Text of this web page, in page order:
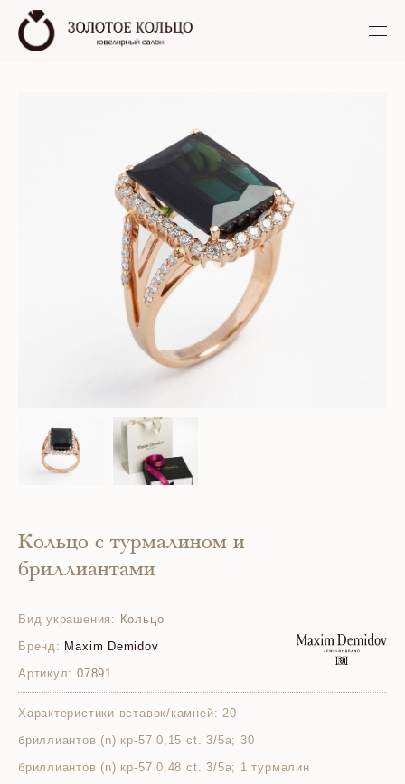
Кольцо с турмалином и
бриллиантами
Вид украшения: Кольцо
Бренд: Maxim Demidov
Артикул: 07891
Характеристики вставок/камней: 20
бриллиантов (n) кр-57 0,15 ct. 3/5а; 30
бриллиантов (n) кр-57 0,48 ct. 3/5а; 1 турмалин